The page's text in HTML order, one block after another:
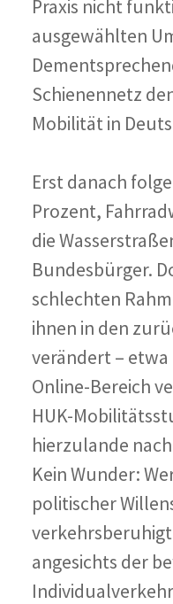
Praxis nicht
ausgewählten
Schienennetz
Mobilität in
Erst danach
Prozent,
die
Bundesbürger.
schlechten
ihnen in den
verändert –
Online-Bereich
HUK-
hierzulande
Kein Wunder:
politischer
angesichts der